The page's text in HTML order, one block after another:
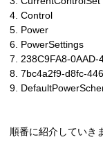
4. Control
5. Power
6. PowerSettings
7. 238C9FA8-
8. 7bc4a2f9-d8fc-
9.
順番に紹介していき